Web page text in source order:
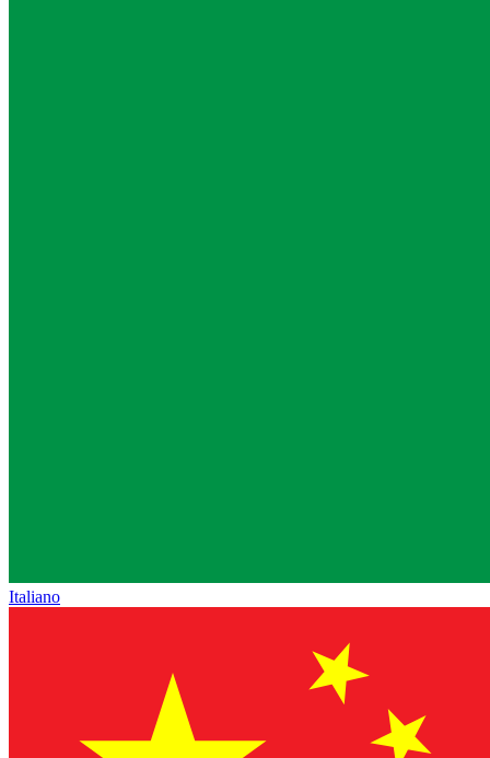
Italiano